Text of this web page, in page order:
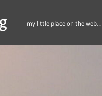
my little place on the web…